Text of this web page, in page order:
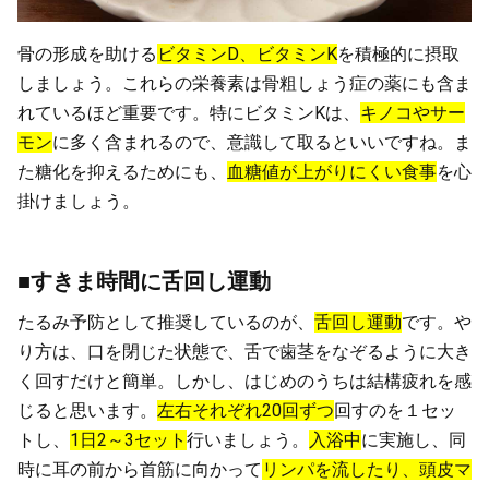
骨の形成を助ける ビタミンD、ビタミンKを積極的に摂取
しましょう。これらの栄養素は骨粗しょう症の薬にも含ま
れているほど重要です。特にビタミンKは、 キノコやサー
モンに多く含まれるので、意識して取るといいですね。ま
た糖化を抑えるためにも、
血糖値が上がりにくい食事を心
掛けましょう。
■すきま時間に舌回し運動
たるみ予防として推奨しているのが、 舌回し運動です。や
り方は、口を閉じた状態で、舌で歯茎をなぞるように大き
く回すだけと簡単。しかし、はじめのうちは結構疲れを感
じると思います。 左右それぞれ20回ずつ回すのを１セッ
トし、 1日2～3セット 行いましょう。 入浴中に実施し、同
時に耳の前から首筋に向かって リンパを流したり、頭皮マ